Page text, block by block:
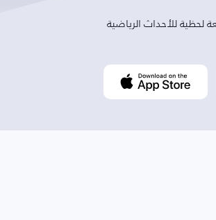
لحظية للأحداث الرياضية